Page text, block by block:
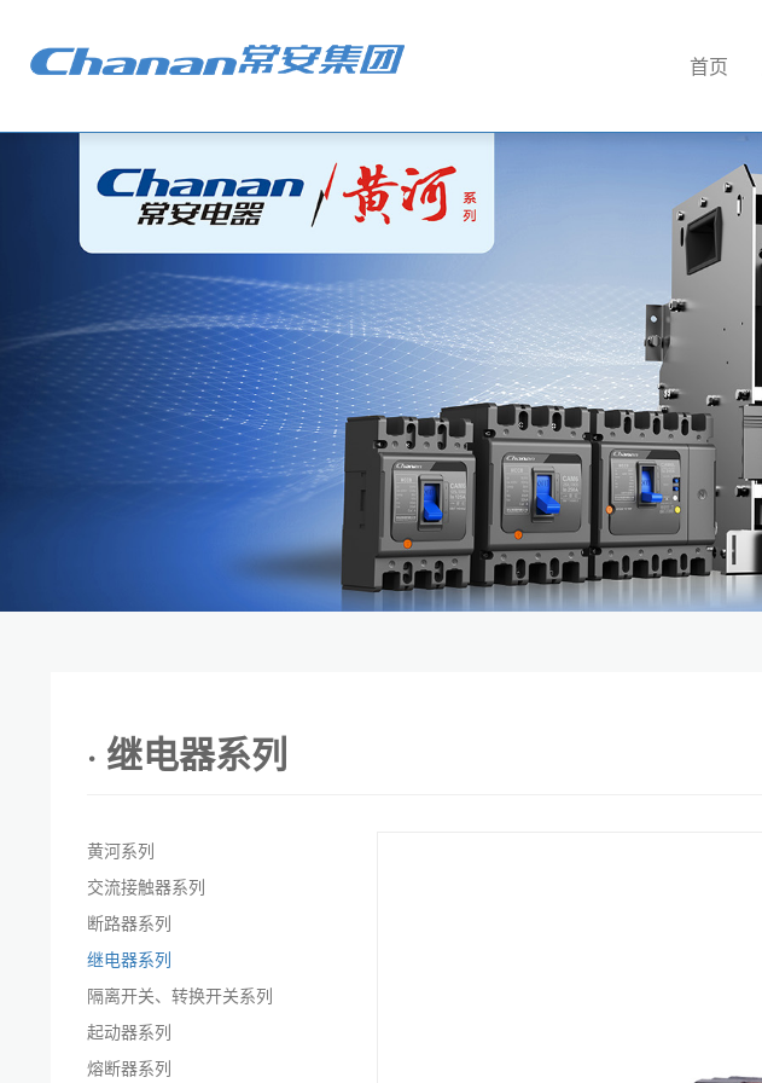
首页
· 继电器系列
黄河系列
交流接触器系列
断路器系列
继电器系列
隔离开关、转换开关系列
起动器系列
熔断器系列